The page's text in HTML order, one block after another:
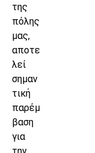
της
πόλης
μας,
αποτε
λεί
σημαν
τική
παρέμ
βαση
για